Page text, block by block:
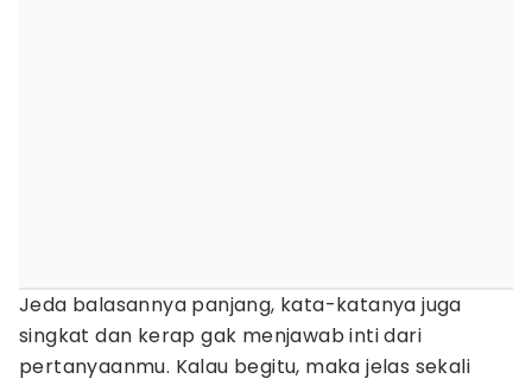
Jeda balasannya panjang, kata-katanya juga
singkat dan kerap gak menjawab inti dari
pertanyaanmu. Kalau begitu, maka jelas sekali